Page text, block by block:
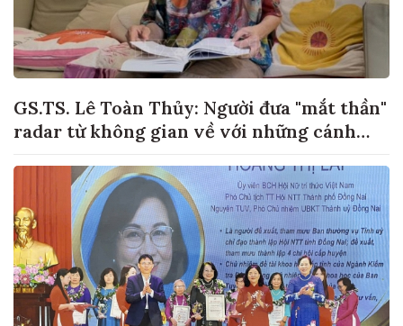
GS.TS. Lê Toàn Thủy: Người đưa "mắt thần"
radar từ không gian về với những cánh